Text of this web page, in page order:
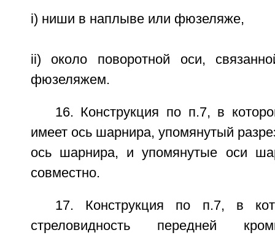
i) ниши в наплыве или фюзеляже,
ii) около поворотной оси,
фюзеляжем.
16. Конструкция по п.7, в
имеет ось шарнира, упомянутый
ось шарнира, и упомянутые оси
совместно.
17. Конструкция по п.7, в
стреловидность передней